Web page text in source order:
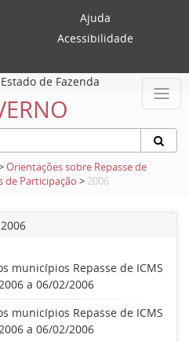
Ajuda
Acessibilidade
de Fazenda
Orientações sobre Repasse de
de Participação > 2006
2006
municípios Repasse de ICMS
a 06/02/2006
municípios Repasse de ICMS
a 06/02/2006